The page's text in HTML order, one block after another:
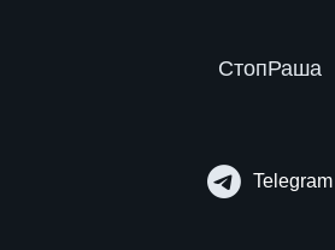
СтопРаша
Telegram